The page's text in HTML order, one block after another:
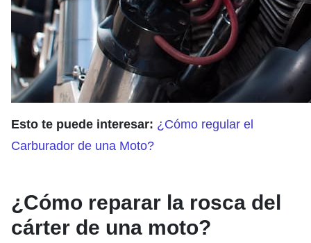
Esto te puede interesar: ¿Cómo regular el
Carburador de una Moto?
¿Cómo reparar la rosca del
cárter de una moto?